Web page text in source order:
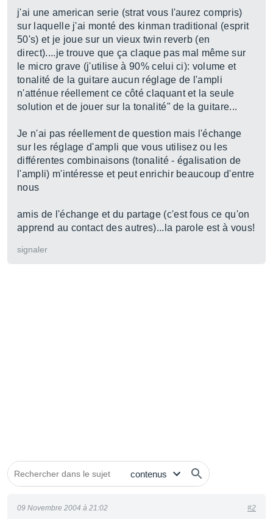
j'ai une american serie (strat vous l'aurez compris)
sur laquelle j'ai monté des kinman traditional (esprit
50's) et je joue sur un vieux twin reverb (en
direct)....je trouve que ça claque pas mal même sur
le micro grave (j'utilise à 90% celui ci): volume et
tonalité de la guitare aucun réglage de l'ampli
n'atténue réellement ce côté claquant et la seule
solution et de jouer sur la tonalité" de la guitare...
Je n'ai pas réellement de question mais l'échange
sur les réglage d'ampli que vous utilisez ou les
différentes combinaisons (tonalité - égalisation de
l'ampli) m'intéresse et peut enrichir beaucoup d'entre
nous
amis de l'échange et du partage (c'est fous ce qu'on
apprend au contact des autres)...la parole est à vous!
signaler
09 Novembre 2004 à 21:02 #2